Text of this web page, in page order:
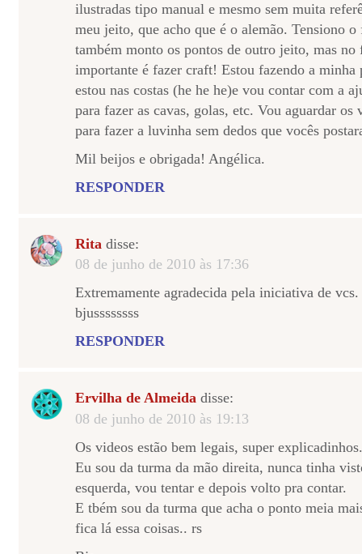
ilustradas tipo manual e mesmo sem muita
meu jeito, que acho que é o alemão. Tensiono
também monto os pontos de outro jeito, mas
importante é fazer craft! Estou fazendo a
estou nas costas (he he he)e vou contar com a
para fazer as cavas, golas, etc. Vou aguardar
para fazer a luvinha sem dedos que vocês
Mil beijos e obrigada! Angélica.
RESPONDER
Rita disse:
08 de junho de 2010 às 17:36
Extremamente agradecida pela iniciativa de vcs.
bjussssssss
RESPONDER
Ervilha de Almeida disse:
08 de junho de 2010 às 19:13
Os videos estão bem legais, super explicadinhos.
Eu sou da turma da mão direita, nunca tinha
esquerda, vou tentar e depois volto pra contar.
E tbém sou da turma que acha o ponto meia
fica lá essa coisas.. rs